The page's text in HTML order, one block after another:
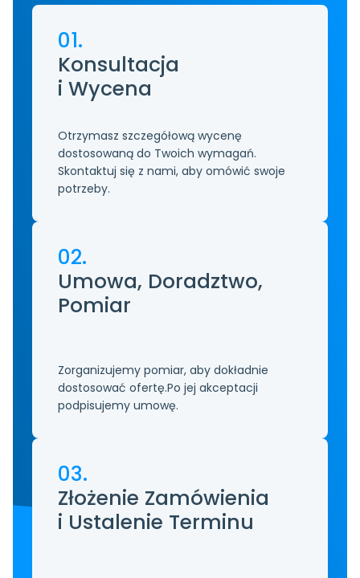
01.
Konsultacja
i Wycena
Otrzymasz szczegółową wycenę
dostosowaną do Twoich wymagań.
Skontaktuj się z nami, aby omówić swoje
potrzeby.
02.
Umowa, Doradztwo,
Pomiar
Zorganizujemy pomiar, aby dokładnie
dostosować ofertę.Po jej akceptacji
podpisujemy umowę.
03.
Złożenie Zamówienia
i Ustalenie Terminu